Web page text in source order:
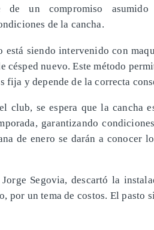
de un compromiso
de la cancha.
está siendo intervenido con
césped nuevo. Este método
fija y depende de la correcta
club, se espera que la cancha
garantizando
de enero se darán a conocer
Segovia, descartó la
por un tema de costos. El pasto